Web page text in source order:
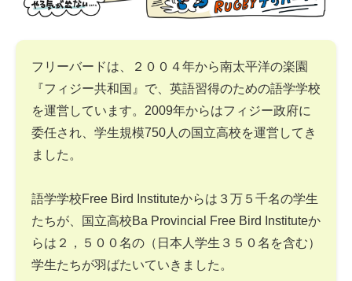
フリーバードは、２００４年から南太平洋の楽園
『フィジー共和国』で、英語習得のための語学学校
を運営しています。2009年からはフィジー政府に
委任され、学生規模750人の国立高校を運営してき
ました。
語学学校Free Bird Instituteからは３万５千名の学生
たちが、国立高校Ba Provincial Free Bird Instituteか
らは２，５００名の（日本人学生３５０名を含む）
学生たちが羽ばたいていきました。